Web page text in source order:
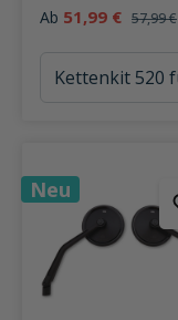
Ab 51,99 € 57,99 €
Neu